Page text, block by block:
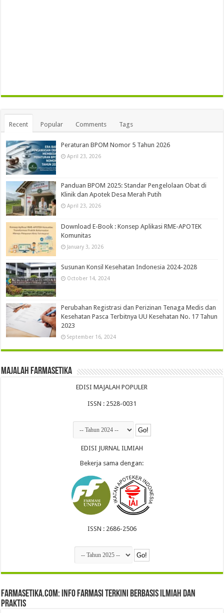
Recent Popular Comments Tags
Peraturan BPOM Nomor 5 Tahun 2026
April 23, 2026
Panduan BPOM 2025: Standar Pengelolaan Obat di
Klinik dan Apotek Desa Merah Putih
April 23, 2026
Download E-Book : Konsep Aplikasi RME-APOTEK
Komunitas
January 3, 2026
Susunan Konsil Kesehatan Indonesia 2024-2028
October 14, 2024
Perubahan Registrasi dan Perizinan Tenaga Medis dan
Kesehatan Pasca Terbitnya UU Kesehatan No. 17 Tahun
2023
September 16, 2024
Majalah Farmasetika
EDISI MAJALAH POPULER
ISSN : 2528-0031
EDISI JURNAL ILMIAH
Bekerja sama dengan:
ISSN : 2686-2506
farmasetika.com: Info Farmasi Terkini Berbasis Ilmiah dan
Praktis